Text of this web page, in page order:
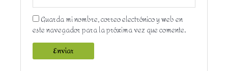
Guarda mi nombre, correo electrónico y web en
este navegador para la próxima vez que comente.